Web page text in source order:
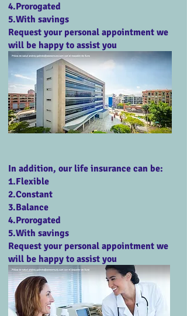
4.Prorogated
5.With savings
Request your personal appointment we
will be happy to assist you
In addition, our life insurance can be:
1.Flexible
2.Constant
3.Balance
4.Prorogated
5.With savings
Request your personal appointment we
will be happy to assist you